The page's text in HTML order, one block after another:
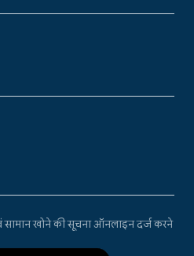
खोने की सूचना ऑनलाइन दर्ज करने